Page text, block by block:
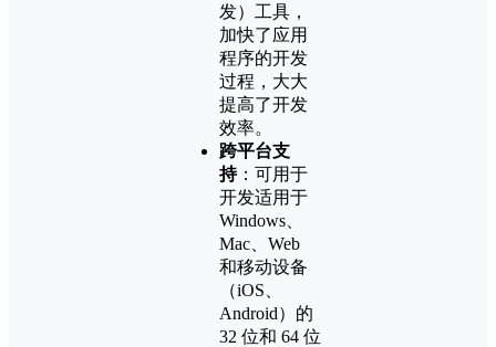
发）工具，
加快了应用
程序的开发
过程，大大
提高了开发
效率。
跨平台支
持：可用于
开发适用于
Windows、
Mac、Web
和移动设备
（iOS、
Android）的
32 位和 64 位